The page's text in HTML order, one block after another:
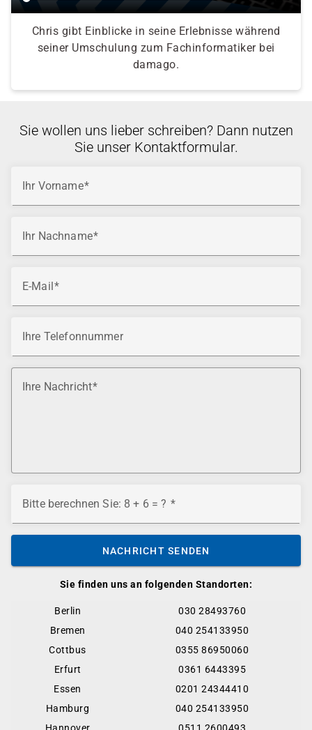
Chris gibt Einblicke in seine Erlebnisse während
seiner Umschulung zum Fachinformatiker bei
damago.
Sie finden uns an folgenden Standorten:
Berlin
030 28493760
Bremen
040 254133950
Cottbus
0355 86950060
Erfurt
0361 6443395
Essen
0201 24344410
Hamburg
040 254133950
Sie wollen uns lieber schreiben? Dann nutzen
Sie unser Kontaktformular.
Ihr Vorname
Ihr Nachname
E-Mail
Ihre Telefonnummer
Ihre Nachricht
Bitte berechnen Sie: 8 + 6 = ?
NACHRICHT SENDEN